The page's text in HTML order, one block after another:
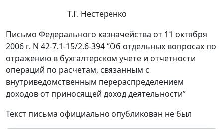
Т.Г. Нестеренко
Письмо Федерального казначейства от 11 октября
2006 г. N 42-7.1-15/2.6-394 “Об отдельных вопросах по
отражению в бухгалтерском учете и отчетности
операций по расчетам, связанным с
внутриведомственным перераспределением
доходов от приносящей доход деятельности”
Текст письма официально опубликован не был